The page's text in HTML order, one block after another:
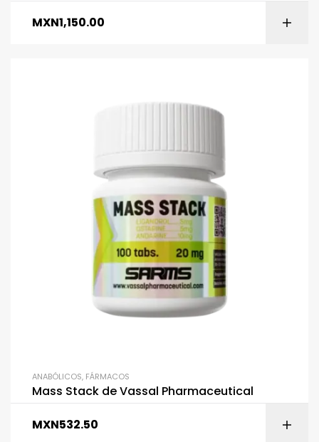
MXN1,150.00
ANABÓLICOS, FÁRMACOS
Mass Stack de Vassal Pharmaceutical
MXN532.50